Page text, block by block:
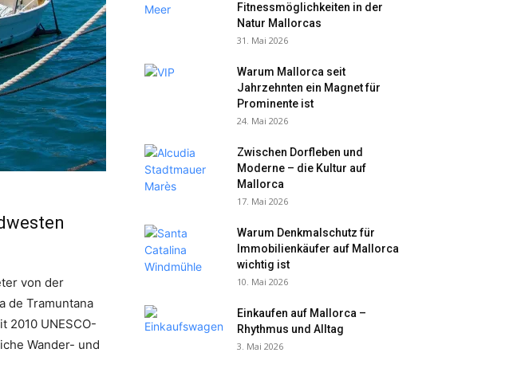
von der
de Tramuntana
2010 UNESCO-
Wander- und
Fitnessmöglichkeiten in der
Natur Mallorcas
31. Mai 2026
Warum Mallorca seit
Jahrzehnten ein Magnet für
Prominente ist
24. Mai 2026
Zwischen Dorfleben und
Moderne – die Kultur auf
Mallorca
17. Mai 2026
Warum Denkmalschutz für
Immobilienkäufer auf Mallorca
wichtig ist
10. Mai 2026
Einkaufen auf Mallorca –
Rhythmus und Alltag
3. Mai 2026